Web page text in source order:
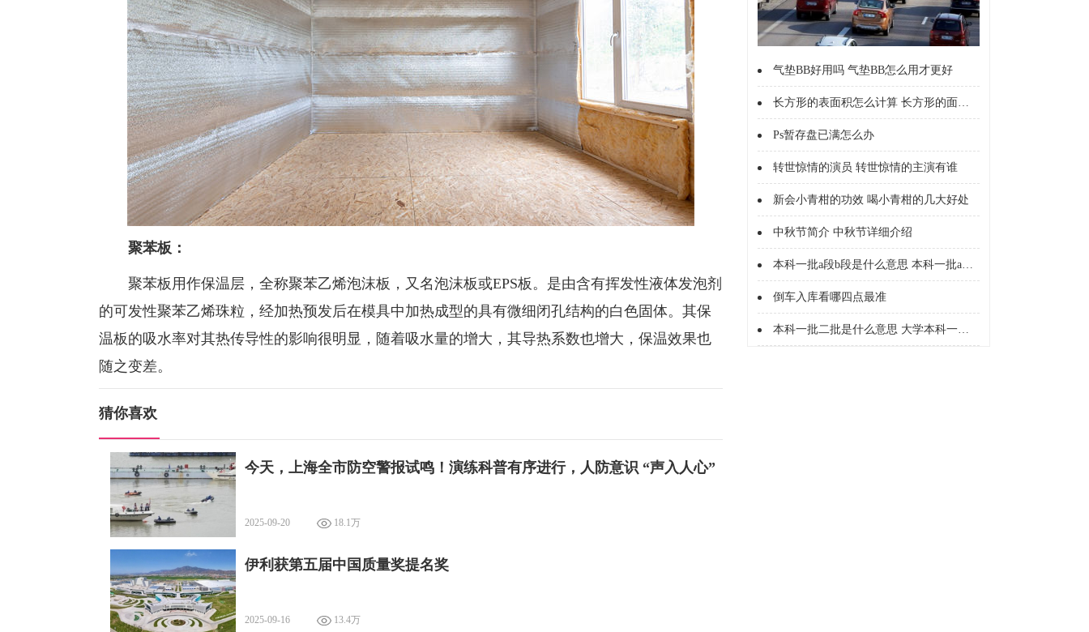
聚苯板：
聚苯板用作保温层，全称聚苯乙烯泡沫板，又名泡沫板或EPS板。是由含有挥发性液体发泡剂
的可发性聚苯乙烯珠粒，经加热预发后在模具中加热成型的具有微细闭孔结构的白色固体。其保
温板的吸水率对其热传导性的影响很明显，随着吸水量的增大，其导热系数也增大，保温效果也
随之变差。
猜你喜欢
今天，上海全市防空警报试鸣！演练科普有序进行，人防意识 “声入人心”
2025-09-20 18.1万
伊利获第五届中国质量奖提名奖
2025-09-16 13.4万
气垫BB好用吗 气垫BB怎么用才更好
长方形的表面积怎么计算 长方形的面积怎么计算的
Ps暂存盘已满怎么办
转世惊情的演员 转世惊情的主演有谁
新会小青柑的功效 喝小青柑的几大好处
中秋节简介 中秋节详细介绍
本科一批a段b段是什么意思 本科一批a段b段什么意思
倒车入库看哪四点最准
本科一批二批是什么意思 大学本科一批二批是什么意思